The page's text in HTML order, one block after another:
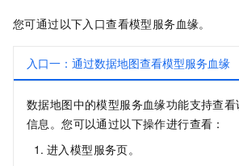
您可通过以下入口查看模型服务血缘。
入口一：通过数据地图查看模型服务血缘
数据地图中的模型服务血缘功能支持查
信息。您可以通过以下操作进行查看：
进入模型服务页。